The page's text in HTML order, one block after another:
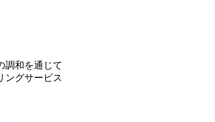
調和を通じて
ングサービス